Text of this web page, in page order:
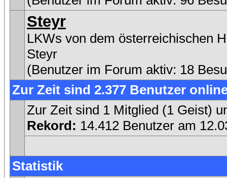
Steyr
LKWs von dem österreichischen
Steyr
(Benutzer im Forum aktiv: 18
Zur Zeit sind 2.377 Benutzer
Zur Zeit sind 1 Mitglied (1 Geist)
Rekord: 14.412 Benutzer am
Statistik